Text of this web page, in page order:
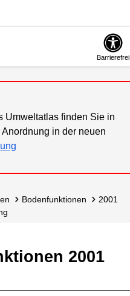
Barrierefrei
Umweltatlas finden Sie in
in der neuen
Bodenfunktionen
2001
2001